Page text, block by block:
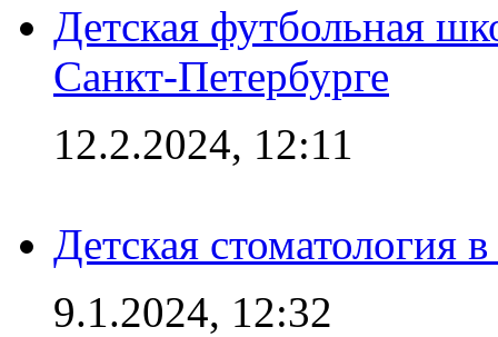
Детская футбольная
Санкт-Петербурге
12.2.2024, 12:11
Детская стоматология
9.1.2024, 12:32